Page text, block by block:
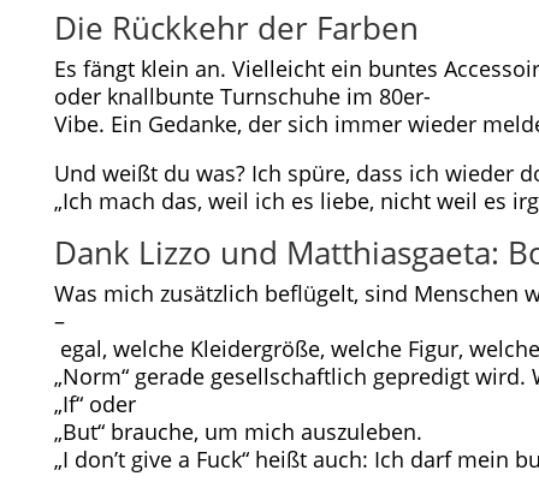
Die Rückkehr der Farben
Es fängt klein an. Vielleicht ein buntes
oder knallbunte Turnschuhe im 80er-
Vibe. Ein Gedanke, der sich immer wieder
Und weißt du was? Ich spüre, dass ich wieder
„Ich mach das, weil ich es liebe, nicht weil es
Dank Lizzo und Matthiasgaeta:
Was mich zusätzlich beflügelt, sind Menschen
–
egal, welche Kleidergröße, welche Figur, welche
„Norm“ gerade gesellschaftlich gepredigt
„If“ oder
„But“ brauche, um mich auszuleben.
„I don’t give a Fuck“ heißt auch: Ich darf mein